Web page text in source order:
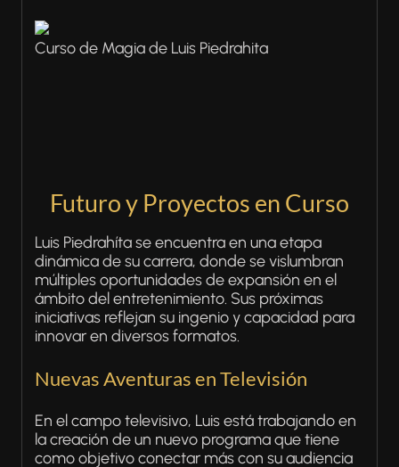
Curso de Magia de Luis Piedrahita
Futuro y Proyectos en Curso
Luis Piedrahíta se encuentra en una etapa
dinámica de su carrera, donde se vislumbran
múltiples oportunidades de expansión en el
ámbito del entretenimiento. Sus próximas
iniciativas reflejan su ingenio y capacidad para
innovar en diversos formatos.
Nuevas Aventuras en Televisión
En el campo televisivo, Luis está trabajando en
la creación de un nuevo programa que tiene
como objetivo conectar más con su audiencia